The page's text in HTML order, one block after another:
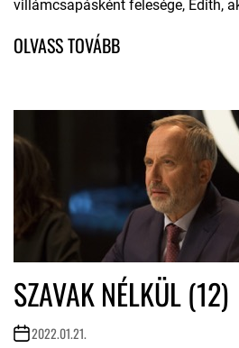
villámcsapásként felesége, Édith,
SZAVAK NÉLKÜL (12)
2022.01.21.